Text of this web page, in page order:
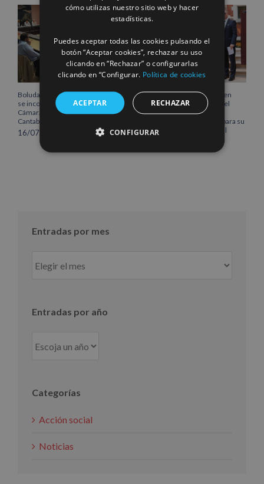
Boluda Corporación Marítima
se incorpora al Pleno de la
Cámara de Comercio de
Cantabria
16/07/2026
Boluda inaugura su sede en
Róterdam, consolidando el
norte de Europa como un
centro estratégico clave para su
crecimiento internacional
Entradas por mes
por
Entradas por año
Categorías
Acción social
Noticias
FRENCH
cómo utilizas nuestro sitio web y hacer
estadísticas.
Puedes aceptar todas las cookies pulsando el
botón “Aceptar cookies”, rechazar su uso
clicando en “Rechazar” o configurarlas
clicando en “Configurar. Política de cookies
ACEPTAR RECHAZAR
CONFIGURAR